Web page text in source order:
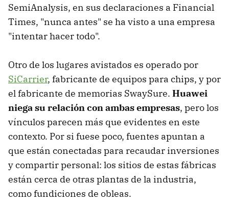
SemiAnalysis, en sus declaraciones a Financial
Times, "nunca antes" se ha visto a una empresa
"intentar hacer todo".
Otro de los lugares avistados es operado por
SiCarrier, fabricante de equipos para chips, y por
el fabricante de memorias SwaySure. Huawei
niega su relación con ambas empresas, pero los
vínculos parecen más que evidentes en este
contexto. Por si fuese poco, fuentes apuntan a
que están conectadas para recaudar inversiones
y compartir personal: los sitios de estas fábricas
están cerca de otras plantas de la industria,
como fundiciones de obleas.